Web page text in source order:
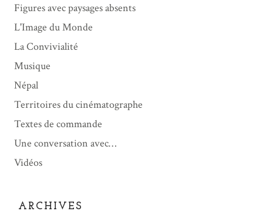
Figures avec paysages absents
L'Image du Monde
La Convivialité
Musique
Népal
Territoires du cinématographe
Textes de commande
Une conversation avec…
Vidéos
ARCHIVES